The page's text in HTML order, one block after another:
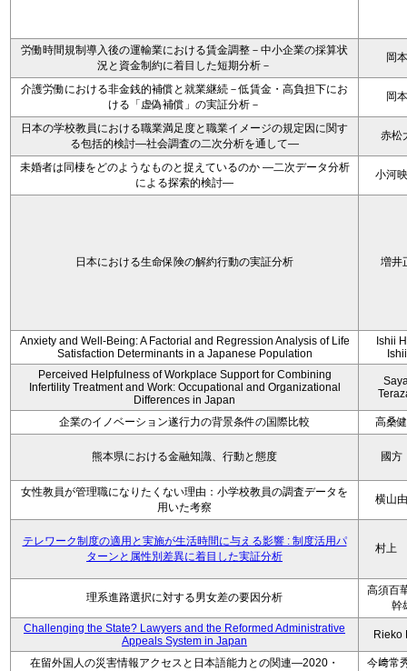
労働時間規制導入後の運輸業における賃金調整－中小企業の採算状
況と資金制約に着目した短期分析－
岡
介護労働における非金銭的補償と就業継続－低賃金・高負担下にお
ける「虚偽補償」の実証分析－
岡
日本の学校教員における職業満足度と職業イメージの規定因に関す
る包括的検討―社会調査の二次分析を通して―
赤松
未婚者は同棲をどのようなものと捉えているのか —二次データ分析
による探索的検討—
小河
日本における生命保険の解約行動の実証分析 増井
Anxiety and Well-Being: A Factorial and Regression Analysis of Life
Satisfaction Determinants in a Japanese Population
Ishii
Perceived Helpfulness of Workplace Support for Combining
Infertility Treatment and Work: Occupational and Organizational
Differences in Japan
企業のイノベーション遂行力の背景条件の国際比較 高桑
熊本県における金融知識、行動と態度 國
女性教員が管理職になりたくない理由：小学校教員の調査データを
用いた考察
横山
テレワーク制度の適用と実施が生活時間に与える影響 : 制度活用パ
ターンと属性別差異に着目した実証分析
村上
理系進路選択に対する男女差の要因分析
高須百
幹
Challenging the State? Lawyers and the Reformed Administrative
Appeals System in Japan
Rieko
在留外国人の災害情報アクセスと日本語能力との関連―2020・
今﨑常